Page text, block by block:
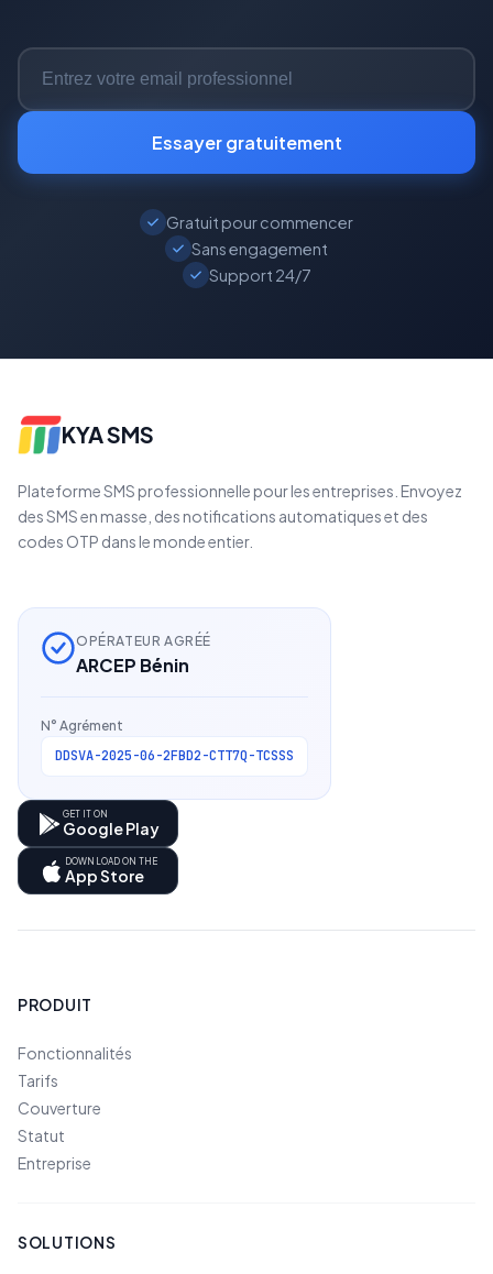
Essayer gratuitement
Gratuit pour commencer
Sans engagement
Support 24/7
KYA SMS
Plateforme SMS professionnelle pour les entreprises. Envoyez
des SMS en masse, des notifications automatiques et des
codes OTP dans le monde entier.
OPÉRATEUR AGRÉÉ
ARCEP Bénin
N° Agrément
DDSVA-2025-06-2FBD2-CTT7Q-TCSSS
GET IT ON
Google Play
DOWNLOAD ON THE
App Store
PRODUIT
Fonctionnalités
Tarifs
Couverture
Statut
Entreprise
SOLUTIONS